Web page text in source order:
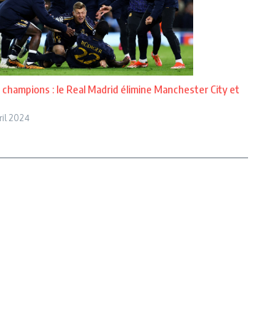
champions : le Real Madrid élimine Manchester City et
2024